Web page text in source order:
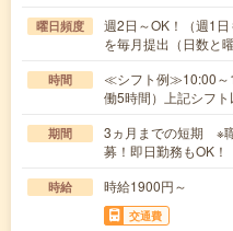
曜日頻度
週2日～OK！（週1
を毎月提出（日数と
時間
≪シフト例≫10:00～
働5時間）上記シフ
期間
3ヵ月までの短期 ※
募！即日勤務もOK！
時給 時給1900円～
交通費